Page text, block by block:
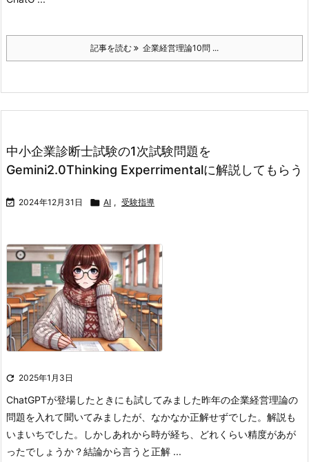
記事を読む 企業経営理論10問 ...
中小企業診断士試験の1次試験問題を
Gemini2.0Thinking Experrimentalに解説してもらう
 2024年12月31日  AI , 受験指導
 2025年1月3日
ChatGPTが登場したときにも試してみました昨年の企業経営理論の
問題を入れて聞いてみましたが、なかなか正解せずでした。解説も
いまいちでした。しかしあれから時が経ち、どれくらい精度があが
ったでしょうか？結論から言うと正解 ...